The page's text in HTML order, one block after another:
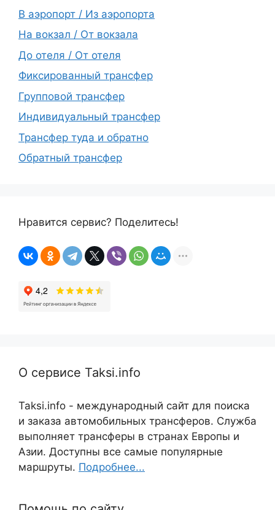
В аэропорт / Из аэропорта
На вокзал / От вокзала
До отеля / От отеля
Фиксированный трансфер
Групповой трансфер
Индивидуальный трансфер
Трансфер туда и обратно
Обратный трансфер
Нравится сервис? Поделитесь!
О сервисе Taksi.info
Taksi.info - международный сайт для поиска
и заказа автомобильных трансферов. Служба
выполняет трансферы в странах Европы и
Азии. Доступны все самые популярные
маршруты. Подробнее...